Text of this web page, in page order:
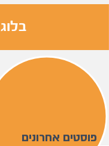
בלוג
פוסטים אחרונים